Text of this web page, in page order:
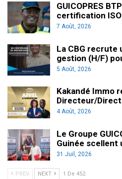
GUICOPRES
certification
7 Août, 2026
La CBG recrute
gestion (H/F)
5 Août, 2026
Kakandé Immo
Directeur/
4 Août, 2026
Le Groupe
Guinée
31 Juil, 2026
PREV NEXT 1 De 452